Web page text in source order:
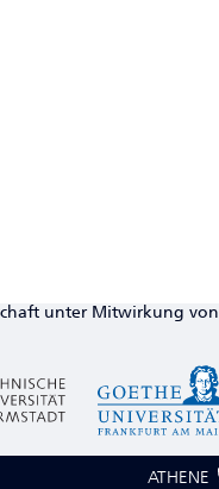
unter Mitwirkung von
ATHENE